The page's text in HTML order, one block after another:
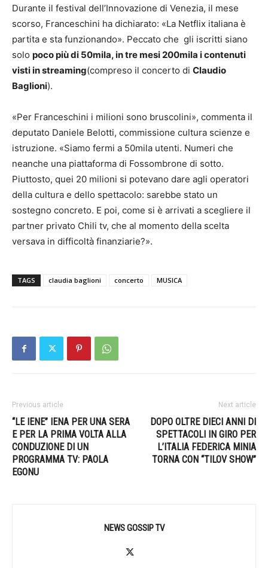
Durante il festival dell’Innovazione di Venezia, il mese
scorso, Franceschini ha dichiarato: «La Netflix italiana è
partita e sta funzionando». Peccato che gli iscritti siano
solo poco più di 50mila, in tre mesi 200mila i contenuti
visti in streaming(compreso il concerto di Claudio
Baglioni).
«Per Franceschini i milioni sono bruscolini», commenta il
deputato Daniele Belotti, commissione cultura scienze e
istruzione. «Siamo fermi a 50mila utenti. Numeri che
neanche una piattaforma di Fossombrone di sotto.
Piuttosto, quei 20 milioni si potevano dare agli operatori
della cultura e dello spettacolo: sarebbe stato un
sostegno concreto. E poi, come si è arrivati a scegliere il
partner privato Chili tv, che al momento della scelta
versava in difficoltà finanziarie?».
TAGS claudia baglioni concerto MUSICA
Previous article
“LE IENE”​ IENA PER UNA SERA
E PER LA PRIMA VOLTA ALLA
CONDUZIONE DI UN
PROGRAMMA TV: PAOLA
EGONU
Next article
DOPO OLTRE DIECI ANNI DI
SPETTACOLI IN GIRO PER
L’ITALIA FEDERICA MINIA
TORNA CON “TILOV SHOW”
NEWS GOSSIP TV